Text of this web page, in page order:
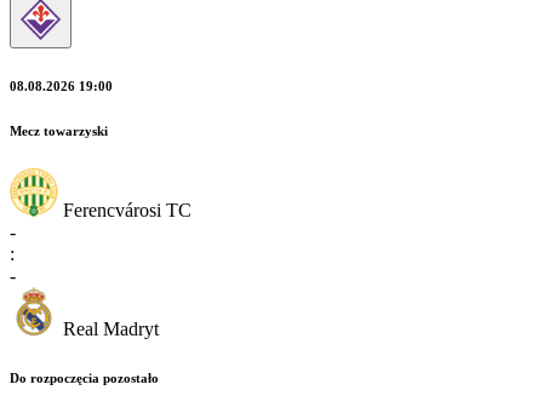
08.08.2026 19:00
Mecz towarzyski
Ferencvárosi TC
-
:
-
Real Madryt
Do rozpoczęcia pozostało